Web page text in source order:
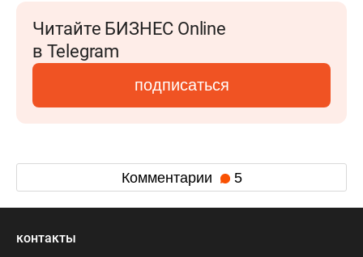
Читайте БИЗНЕС Online
в Telegram
подписаться
Комментарии 5
контакты